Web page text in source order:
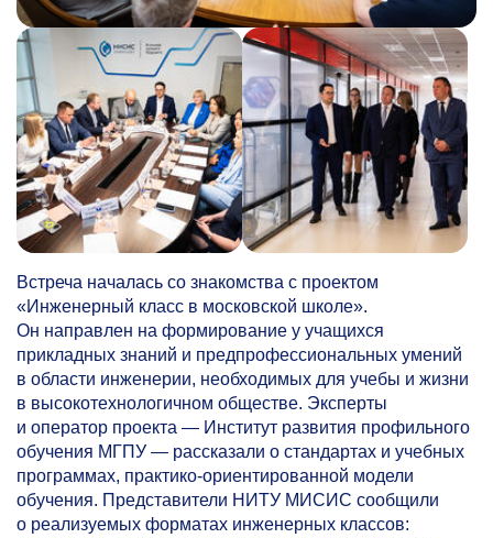
Встреча началась со знакомства с проектом
«Инженерный класс в московской школе».
Он направлен на формирование у учащихся
прикладных знаний и предпрофессиональных умений
в области инженерии, необходимых для учебы и жизни
в высокотехнологичном обществе. Эксперты
и оператор проекта — Институт развития профильного
обучения МГПУ — рассказали о стандартах и учебных
программах, практико-ориентированной модели
обучения. Представители НИТУ МИСИС сообщили
о реализуемых форматах инженерных классов: